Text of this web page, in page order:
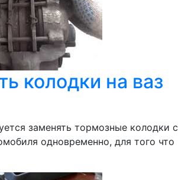
колодки на ваз
заменять тормозные колодки с
одновременно, для того что